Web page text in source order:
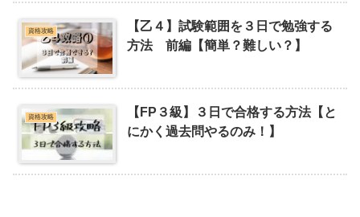
資格攻略
【乙４】試験範囲を３日で勉強する
方法 前編【簡単？難しい？】
資格攻略
【FP３級】３日で合格する方法【と
にかく過去問やるのみ！】